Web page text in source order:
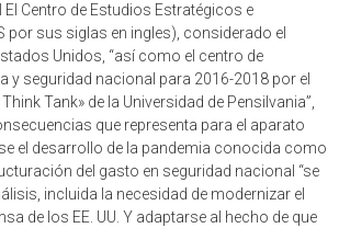
por sus siglas en ingles), considerado el
Unidos, “así como el centro de
y seguridad nacional para 2016-2018 por el
Tank» de la Universidad de Pensilvania”,
que representa para el aparato
el desarrollo de la pandemia conocida como
del gasto en seguridad nacional “se
incluida la necesidad de modernizar el
de los EE. UU. Y adaptarse al hecho de que
inestabilidad en muchos otros países,